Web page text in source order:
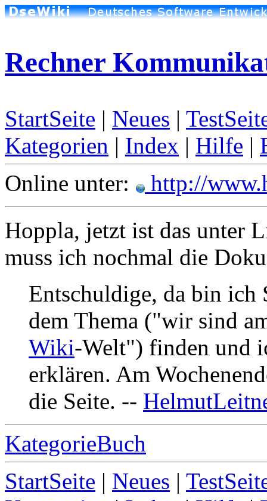
Rechner
StartSeite | Neues |
Kategorien | Index | Hilfe |
Online unter:
http://
Hoppla, jetzt ist das unter
muss ich nochmal die
Entschuldige, da bin
dem Thema ("wir sind
Wiki-Welt") finden und
erklären. Am
die Seite. --
KategorieBuch
StartSeite | Neues |